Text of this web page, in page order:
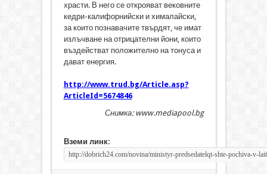
храсти. В него се открояват вековните
кедри-калифорнийски и хималайски,
за които познавачите твърдят, че имат
излъчване на отрицателни йони, които
въздействат положително на тонуса и
дават енергия.
http://www.trud.bg/Article.asp?
ArticleId=5674846
Снимка: www.mediapool.bg
Вземи линк: